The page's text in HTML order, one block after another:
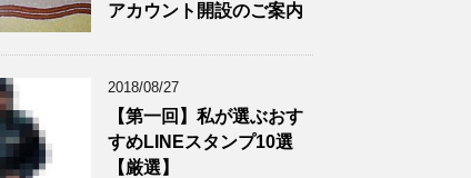
アカウント開設のご案内
2018/08/27
【第一回】私が選ぶおす
すめLINEスタンプ10選
【厳選】